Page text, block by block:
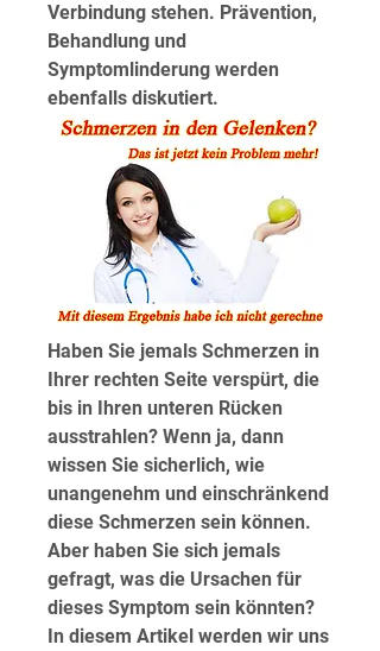
Verbindung stehen. Prävention,
Behandlung und
Symptomlinderung werden
ebenfalls diskutiert.
Haben Sie jemals Schmerzen in
Ihrer rechten Seite verspürt, die
bis in Ihren unteren Rücken
ausstrahlen? Wenn ja, dann
wissen Sie sicherlich, wie
unangenehm und einschränkend
diese Schmerzen sein können.
Aber haben Sie sich jemals
gefragt, was die Ursachen für
dieses Symptom sein könnten?
In diesem Artikel werden wir uns